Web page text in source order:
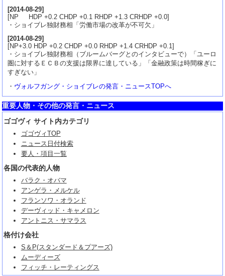
[2014-08-29]
[NP HDP +0.2 CHDP +0.1 RHDP +1.3 CRHDP +0.0]
・ショイブレ独財務相「労働市場の改革が不可欠」
[2014-08-29]
[NP+3.0 HDP +0.2 CHDP +0.0 RHDP +1.4 CRHDP +0.1]
・ショイブレ独財務相（ブルームバーグとのインタビューで）「ユーロ
圏に対するＥＣＢの支援は限界に達している」「金融政策は時間稼ぎに
すぎない」
・ ヴォルフガング・ショイブレの発言・ニュースTOPへ
重要人物・その他の発言・ニュース
ゴゴヴィ サイト内カテゴリ
ゴゴヴィTOP
ニュース日付検索
要人・項目一覧
各国の代表的人物
バラク・オバマ
アンゲラ・メルケル
フランソワ・オランド
デーヴィッド・キャメロン
アントニス・サマラス
格付け会社
S＆P(スタンダード＆プアーズ)
ムーディーズ
フィッチ・レーティングス